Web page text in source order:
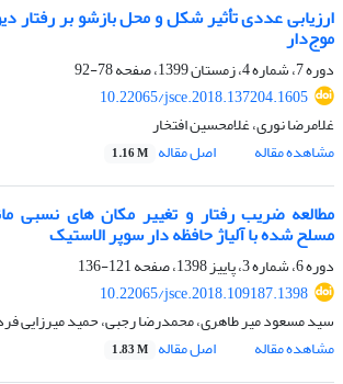
ارزیابی عددی تأثیر شکل و محل بازشو بر رفتار
موج‌دار
دوره 7، شماره 4، زمستان 1399، صفحه
78-92
10.22065/jsce.2018.137204.1605
غلامرضا نوری، غلامحسین افتخار
مشاهده مقاله
اصل مقاله 1.16 M
مطالعه ضریب رفتار و تغییر مکان های نسبی
مسلح شده با آلیاژ حافظه دار سوپر الاستیک
دوره 6، شماره 3، پاییز 1398، صفحه
121-136
10.22065/jsce.2018.109187.1398
سید مسعود میر طاهری، محمدرضا رجبی، حمید میرزایی
مشاهده مقاله
اصل مقاله 1.83 M